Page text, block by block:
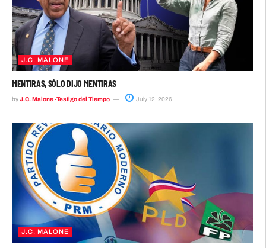
J.C. MALONE
MENTIRAS, SÓLO DIJO MENTIRAS
byJ.C. Malone -Testigo del Tiempo July 12, 2026
J.C. MALONE